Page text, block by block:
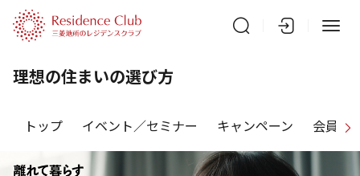
理想の住まいの選び方
トップ イベント／セミナー キャンペーン 会員特